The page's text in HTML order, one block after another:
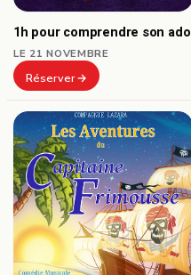
1h pour comprendre son ado
LE 21 NOVEMBRE
Réserver